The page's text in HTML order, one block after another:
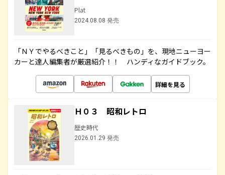
Plat
2024.08.08 発売
「ＮＹでやるべきこと」「見るべきもの」を、現地ニューヨー
カーと達人編集者が厳選紹介！！ ハンディなガイドブック。
詳細を見る
Ｈ０３ 昭和レトロ
歴史時代
2026.01.29 発売